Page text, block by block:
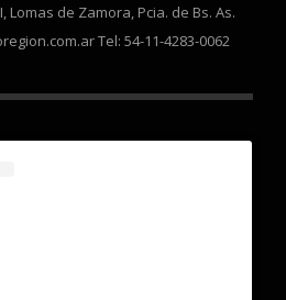
Lomas de Zamora, Pcia. de Bs. As.
Tel: 54-11-4283-0062